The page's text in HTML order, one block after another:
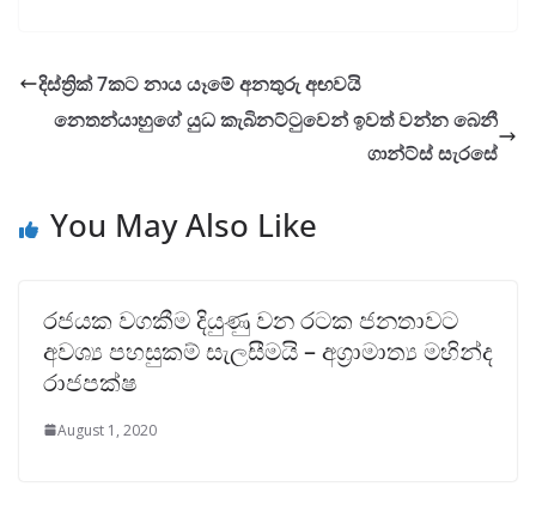
දිස්ත්‍රික් 7කට නාය යෑමේ අනතුරු අඟවයි
නෙතන්යාහුගේ යුධ කැබිනට්ටුවෙන් ඉවත් වන්න බෙනී
ගාන්ට්ස් සැරසේ
You May Also Like
රජයක වගකීම දියුණු වන රටක ජනතාවට
අවශ්‍ය පහසුකම් සැලසීමයි – අග්‍රාමාත්‍ය මහින්ද
රාජපක්ෂ
August 1, 2020